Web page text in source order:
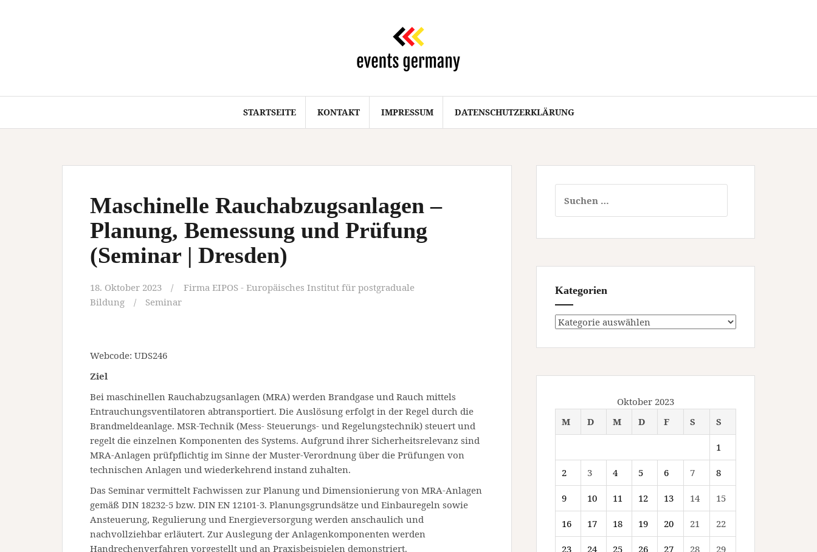
STARTSEITE KONTAKT IMPRESSUM DATENSCHUTZERKLÄRUNG
Maschinelle Rauchabzugsanlagen –
Planung, Bemessung und Prüfung
(Seminar | Dresden)
18. Oktober 2023
Firma EIPOS - Europäisches Institut für postgraduale
Bildung
Seminar
Webcode: UDS246
Ziel
Bei maschinellen Rauchabzugsanlagen (MRA) werden Brandgase und Rauch mittels
Entrauchungsventilatoren abtransportiert. Die Auslösung erfolgt in der Regel durch die
Brandmeldeanlage. MSR-Technik (Mess- Steuerungs- und Regelungstechnik) steuert und
regelt die einzelnen Komponenten des Systems. Aufgrund ihrer Sicherheitsrelevanz sind
MRA-Anlagen prüfpflichtig im Sinne der Muster-Verordnung über die Prüfungen von
technischen Anlagen und wiederkehrend instand zuhalten.
Das Seminar vermittelt Fachwissen zur Planung und Dimensionierung von MRA-Anlagen
gemäß DIN 18232-5 bzw. DIN EN 12101-3. Planungsgrundsätze und Einbauregeln sowie
Ansteuerung, Regulierung und Energieversorgung werden anschaulich und
nachvollziehbar erläutert. Zur Auslegung der Anlagenkomponenten werden
Handrechenverfahren vorgestellt und an Praxisbeispielen demonstriert.
nach:
Kategorien
Kategorien
Oktober 2023
M
D M D F S S
1
2 3 4 5 6 7 8
9 10 11 12 13 14 15
16 17 18 19 20 21 22
23 24 25 26 27 28 29